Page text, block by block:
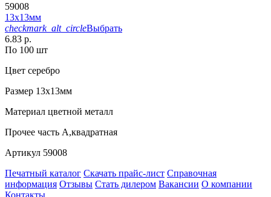
59008
13х13мм
checkmark_alt_circleВыбрать
6.83 р.
По 100 шт
Цвет серебро
Размер 13х13мм
Материал цветной металл
Прочее часть А,квадратная
Артикул 59008
Печатный каталог Скачать прайс-лист Справочная
информация Отзывы Стать дилером Вакансии О компании
Контакты